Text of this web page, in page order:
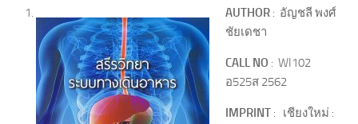
AUTHOR : อัญชลี พงศ์
ชัยเดชา
CALL NO : WI102
อ525ส 2562
IMPRINT : เชียงใหม่ :